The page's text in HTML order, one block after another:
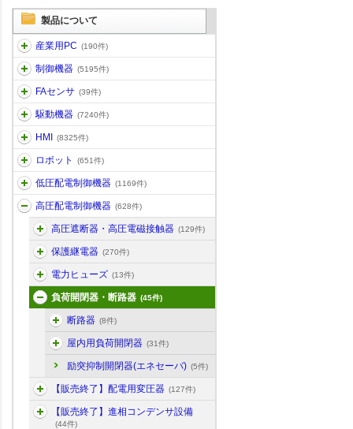
製品について
産業用PC (190件)
制御機器 (5195件)
FAセンサ (39件)
駆動機器 (7240件)
HMI (8325件)
ロボット (651件)
低圧配電制御機器 (1169件)
高圧配電制御機器 (628件)
高圧遮断器・高圧電磁接触器 (129件)
保護継電器 (270件)
電力ヒューズ (13件)
負荷開閉器・断路器 (45件)
断路器 (8件)
屋内用負荷開閉器 (31件)
励突抑制開閉器(エネセーバ) (5件)
【販売終了】配電用変圧器 (127件)
【販売終了】進相コンデンサ設備
(44件)